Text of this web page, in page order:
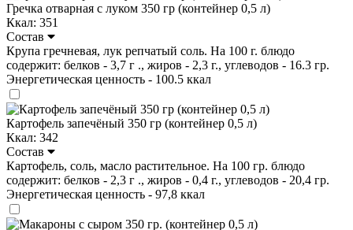
Гречка отварная с луком 350 гр (контейнер 0,5 л)
Ккал: 351
Состав
Крупа гречневая, лук репчатый соль. На 100 г. блюдо
содержит: белков - 3,7 г ., жиров - 2,3 г., углеводов - 16.3 гр.
Энергетическая ценность - 100.5 ккал
Картофель запечёный 350 гр (контейнер 0,5 л)
Ккал: 342
Состав
Картофель, соль, масло растительное. На 100 гр. блюдо
содержит: белков - 2,3 г ., жиров - 0,4 г., углеводов - 20,4 гр.
Энергетическая ценность - 97,8 ккал